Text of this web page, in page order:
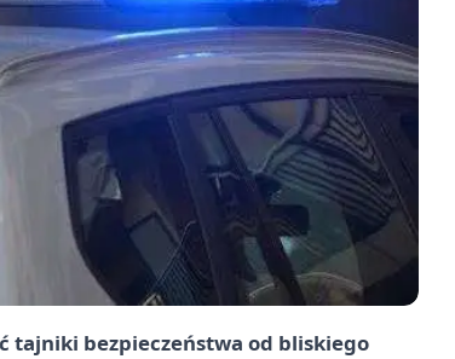
tajniki bezpieczeństwa od bliskiego